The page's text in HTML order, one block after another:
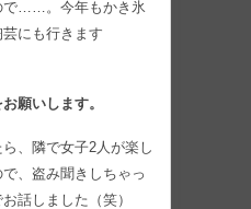
で……。今年もかき氷
にも行きます
願いします。
、隣で女子2人が楽し
、盗み聞きしちゃっ
話しました（笑）